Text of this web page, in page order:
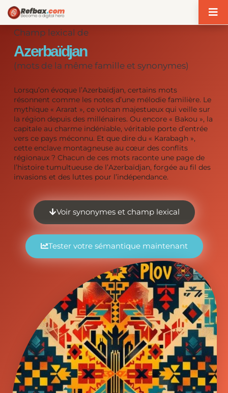
Champ lexical de
Azerbaïdjan
(mots de la même famille et synonymes)
Lorsqu’on évoque l’Azerbaïdjan, certains mots
résonnent comme les notes d’une mélodie familière. Le
mythique « Ararat », ce volcan majestueux qui veille sur
la région depuis des millénaires. Ou encore « Bakou », la
capitale au charme indéniable, véritable porte d’entrée
vers ce pays méconnu. Et que dire du « Karabagh »,
cette enclave montagneuse au cœur des conflits
régionaux ? Chacun de ces mots raconte une page de
l’histoire tumultueuse de l’Azerbaïdjan, forgée au fil des
invasions et des luttes pour l’indépendance.
Voir synonymes et champ lexical
Tester votre sémantique maintenant
Panneau de gestion des cookies